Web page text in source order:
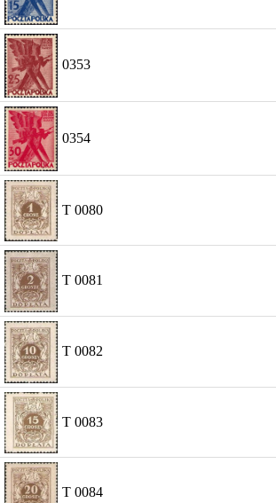
0353
0354
T 0080
T 0081
T 0082
T 0083
T 0084